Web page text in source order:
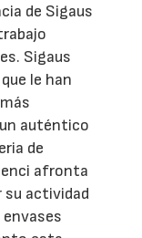
de Sigaus
Sigaus
le han
auténtico
de
afronta
su actividad